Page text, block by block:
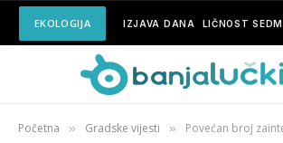
EKOLOGIJA IZJAVA DANA LIČNOST
Početna » Gradske vijesti » Povećan broj